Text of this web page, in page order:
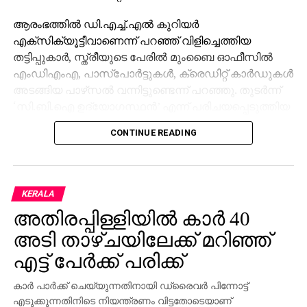
ആരംഭത്തില്‍ ഡി.എച്ച്.എല്‍ കുറിയര്‍
എക്‌സിക്യൂട്ടീവാണെന്ന് പറഞ്ഞ് വിളിച്ചെത്തിയ
തട്ടിപ്പുകാര്‍, സ്ത്രീയുടെ പേരില്‍ മുംബൈ ഓഫീസില്‍
എംഡിഎംഎ, പാസ്പോര്‍ട്ടുകള്‍, ക്രെഡിറ്റ് കാര്‍ഡുകള്‍
അടങ്ങിയ പാഴ്‌സല്‍ വന്നിട്ടുണ്ടെന്ന് പറഞ്ഞു. തുടര്‍ന്ന്
മറ്റൊരാള്‍ ഭീഷണിപ്പെടുത്തി. അറസ്റ്റ് ചെയ്യുമെന്ന
ഭീഷണിക്കിടെ നിരപരാധിത്വം തെളിയിക്കാന്‍ സ്ത്രീയെ
ചെയ്തു.
മകന്റെ വിവാഹം അടുത്തുള്ളതിനാല്‍ ഭീതിയില്‍പ്പെട്ട
അവര്‍ തട്ടിപ്പുകാരുടെ നിര്‍ദ്ദേശം അനുസരിക്കേണ്ടി
വന്നു. ‘ജാമ്യം’ എന്ന പേരില്‍ ആദ്യം രണ്ട് കോടി
രൂപയും തുടര്‍ന്ന് ബാങ്ക് അക്കൗണ്ടുകളില്‍ നിന്നുളള
മുഴുവന്‍ പണവും, സ്ഥിര നിക്ഷേപം ഉള്‍പ്പെടെ,
കൈമാറി. ‘ക്ലിയറന്‍സ് സര്‍ട്ടിഫിക്കറ്റ്’ എന്ന പേരില്‍
CONTINUE READING
KERALA
അതിരപ്പിള്ളിയില്‍ കാര്‍ 40
അടി താഴ്ചയിലേക്ക് മറിഞ്ഞ്
എട്ട് പേര്‍ക്ക് പരിക്ക്
കാര്‍ പാര്‍ക്ക് ചെയ്യുന്നതിനായി ഡ്രൈവര്‍ പിന്നോട്ട്
എടുക്കുന്നതിനിടെ നിയന്ത്രണം വിട്ടതോടെയാണ്